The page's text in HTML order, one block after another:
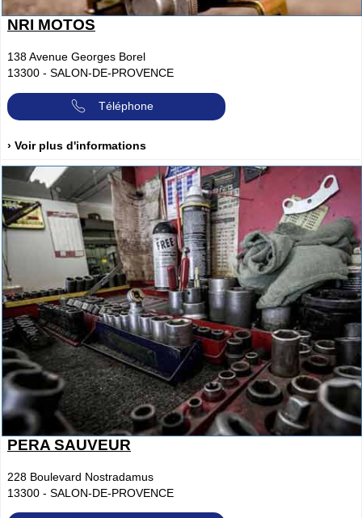
NRI MOTOS
138 Avenue Georges Borel
13300 - SALON-DE-PROVENCE
Téléphone
› Voir plus d'informations
PERA SAUVEUR
228 Boulevard Nostradamus
13300 - SALON-DE-PROVENCE